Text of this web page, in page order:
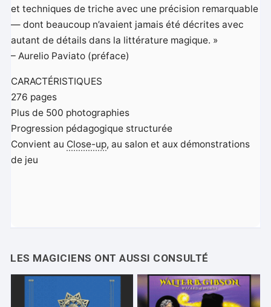
et techniques de triche avec une précision remarquable
— dont beaucoup n’avaient jamais été décrites avec
autant de détails dans la littérature magique. »
– Aurelio Paviato (préface)
CARACTÉRISTIQUES
276 pages
Plus de 500 photographies
Progression pédagogique structurée
Convient au Close-up, au salon et aux démonstrations
de jeu